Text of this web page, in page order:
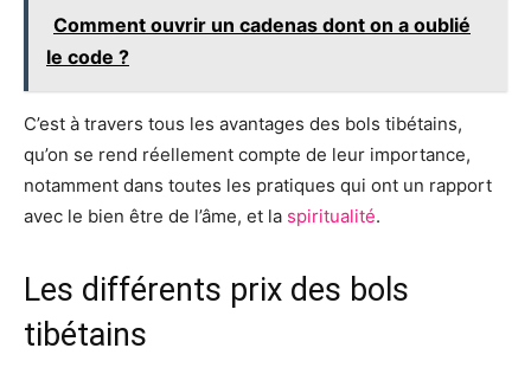
Comment ouvrir un cadenas dont on a oublié
le code ?
C’est à travers tous les avantages des bols tibétains,
qu’on se rend réellement compte de leur importance,
notamment dans toutes les pratiques qui ont un rapport
avec le bien être de l’âme, et la spiritualité.
Les différents prix des bols
tibétains